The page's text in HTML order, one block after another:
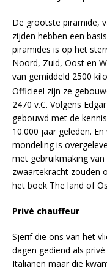
De grootste piramide,
zijden hebben een
piramides is op het
Noord, Zuid, Oost en
van gemiddeld 2500
Officieel zijn ze
2470 v.C. Volgens
gebouwd met de
10.000 jaar geleden.
mondeling is
met gebruikmaking
zwaartekracht zouden
het boek The land of
Privé chauffeur
Sjerif die ons van het
dagen gediend als
Italianen maar die